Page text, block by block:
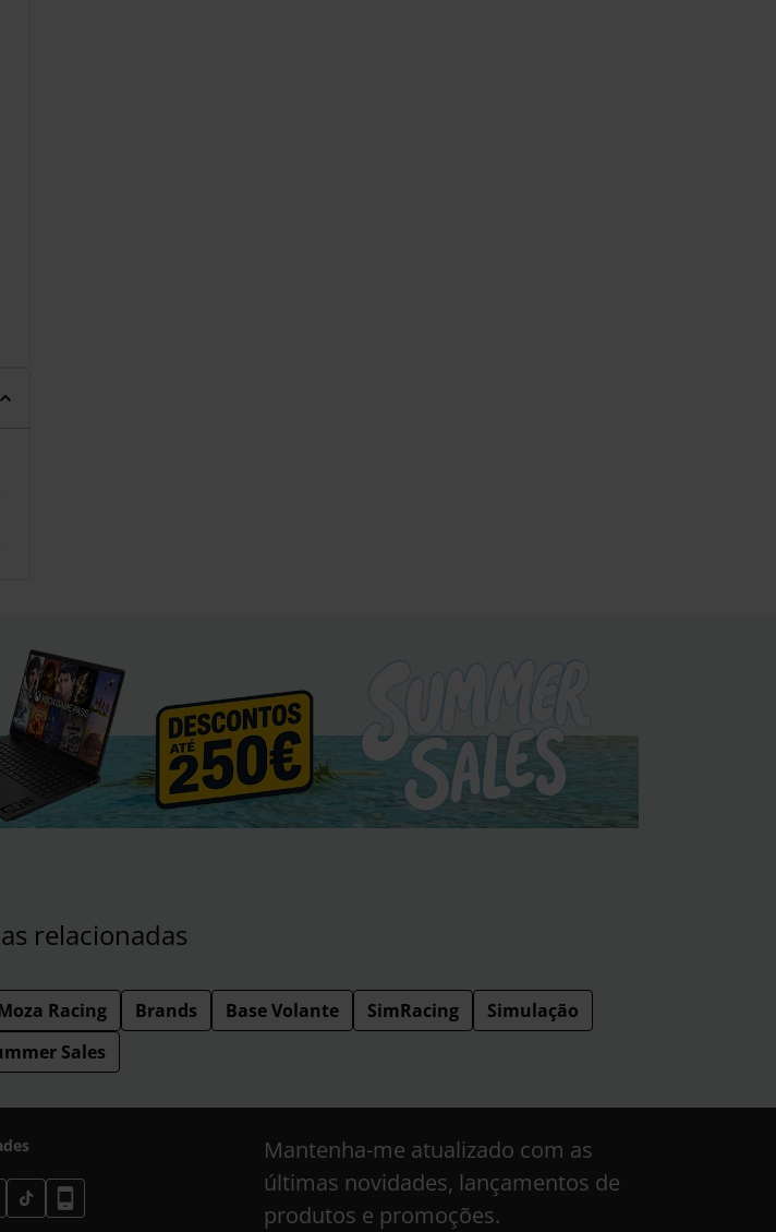
relacionadas
Racing Brands Base Volante SimRacing
Simulação
Sales
Mantenha-me atualizado com as
últimas novidades, lançamentos de
produtos e promoções.